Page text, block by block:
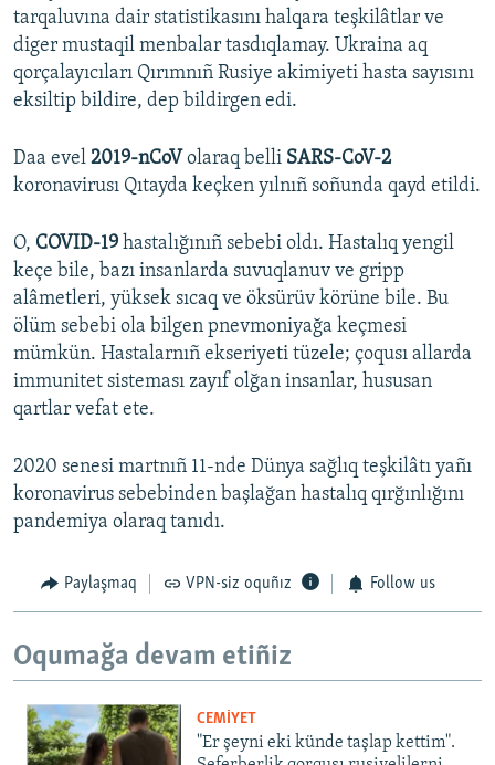
tarqaluvına dair statistikasını halqara teşkilâtlar ve
diger mustaqil menbalar tasdıqlamay. Ukraina aq
qorçalayıcıları Qırımnıñ Rusiye akimiyeti hasta sayısını
eksiltip bildire, dep bildirgen edi.
Daa evel 2019-nCoV olaraq belli SARS-CoV-2
koronavirusı Qıtayda keçken yılnıñ soñunda qayd etildi.
O, COVID-19 hastalığınıñ sebebi oldı. Hastalıq yengil
keçe bile, bazı insanlarda suvuqlanuv ve gripp
alâmetleri, yüksek sıcaq ve öksürüv körüne bile. Bu
ölüm sebebi ola bilgen pnevmoniyağa keçmesi
mümkün. Hastalarnıñ ekseriyeti tüzele; çoqusı allarda
immunitet sisteması zayıf olğan insanlar, hususan
qartlar vefat ete.
2020 senesi martnıñ 11-nde Dünya sağlıq teşkilâtı yañı
koronavirus sebebinden başlağan hastalıq qırğınlığını
pandemiya olaraq tanıdı.
Paylaşmaq VPN-siz oquñız Follow us
Oqumağa devam etiñiz
CEMİYET
"Er şeyni eki künde taşlap kettim".